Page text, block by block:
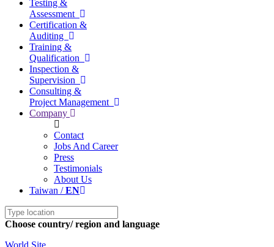
Testing &
Assessment
Certification &
Auditing
Training &
Qualification
Inspection &
Supervision
Consulting &
Project Management
Company
Contact
Jobs And Career
Press
Testimonials
About Us
Taiwan /EN
Choose country/ region and language
World Site